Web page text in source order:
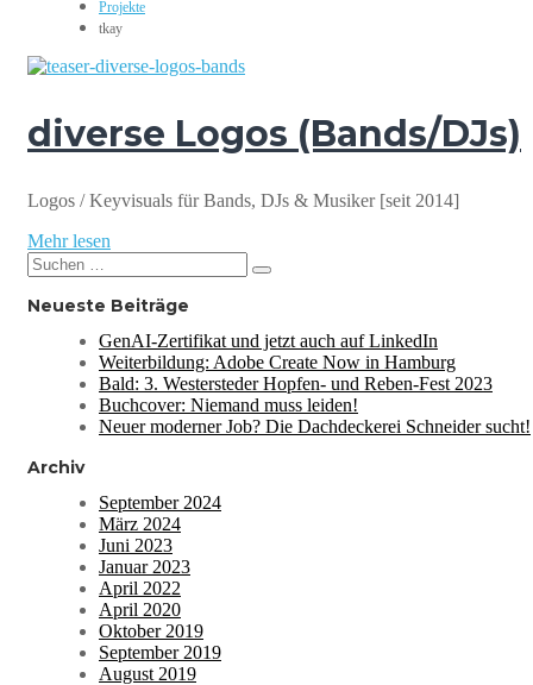
Projekte
tkay
diverse Logos (Bands/DJs)
Logos / Keyvisuals für Bands, DJs & Musiker [seit 2014]
Mehr lesen
Suchen
nach:
Suchen
Neueste Beiträge
GenAI-Zertifikat und jetzt auch auf LinkedIn
Weiterbildung: Adobe Create Now in Hamburg
Bald: 3. Westersteder Hopfen- und Reben-Fest 2023
Buchcover: Niemand muss leiden!
Neuer moderner Job? Die Dachdeckerei Schneider sucht!
Archiv
September 2024
März 2024
Juni 2023
Januar 2023
April 2022
April 2020
Oktober 2019
September 2019
August 2019